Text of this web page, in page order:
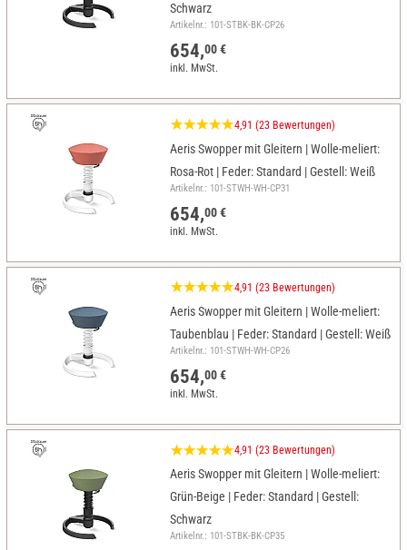
Schwarz
Artikelnr.: 101-STBK-BK-CP26
654,00 €
inkl. MwSt.
4,91 (23 Bewertungen)
Aeris Swopper mit Gleitern | Wolle-meliert:
Rosa-Rot | Feder: Standard | Gestell: Weiß
Artikelnr.: 101-STWH-WH-CP31
654,00 €
inkl. MwSt.
4,91 (23 Bewertungen)
Aeris Swopper mit Gleitern | Wolle-meliert:
Taubenblau | Feder: Standard | Gestell: Weiß
Artikelnr.: 101-STWH-WH-CP26
654,00 €
inkl. MwSt.
4,91 (23 Bewertungen)
Aeris Swopper mit Gleitern | Wolle-meliert:
Grün-Beige | Feder: Standard | Gestell:
Schwarz
Artikelnr.: 101-STBK-BK-CP35